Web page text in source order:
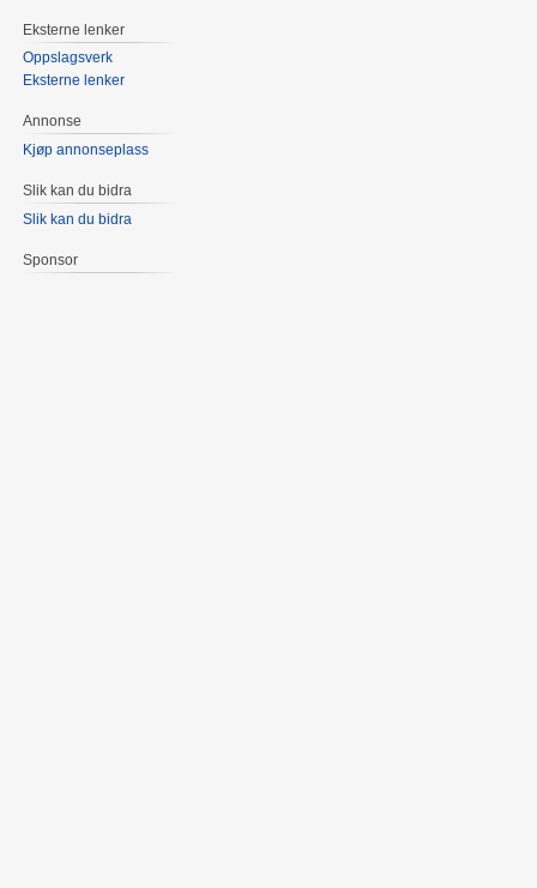
Eksterne lenker
Oppslagsverk
Eksterne lenker
Annonse
Kjøp annonseplass
Slik kan du bidra
Slik kan du bidra
Sponsor